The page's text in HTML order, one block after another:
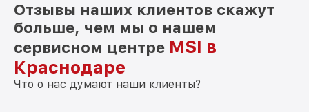
Отзывы наших клиентов скажут
больше, чем мы о нашем
сервисном центре MSI в
Краснодаре
Что о нас думают наши клиенты?